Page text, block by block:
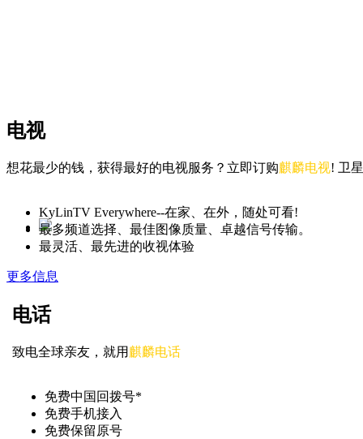
电视
想花最少的钱，获得最好的电视服务？立即订购麒麟电视! 卫
KyLinTV Everywhere--在家、在外，随处可看!
最多频道选择、最佳图像质量、卓越信号传输。
最灵活、最先进的收视体验
更多信息
电话
致电全球亲友，就用 麒麟电话
免费中国回拨号*
免费手机接入
免费保留原号